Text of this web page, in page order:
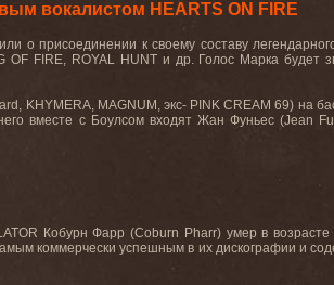
вокалистом HEARTS ON FIRE
о присоединении к своему составу
FIRE, ROYAL HUNT и др. Голос Марка будет
KHYMERA, MAGNUM, экс- PINK CREAM 69) на
вместе с Боулсом входят Жан Фуньес (Jean
Кобурн Фарр (Coburn Pharr) умер в
коммерчески успешным в их дискографии и